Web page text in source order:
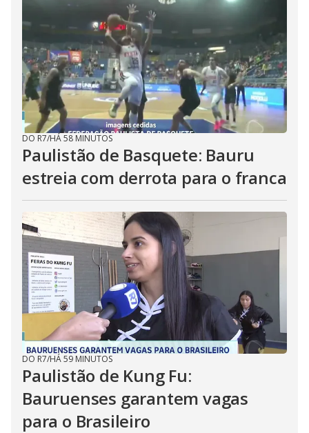
DO R7/HÁ 58 MINUTOS
Paulistão de Basquete: Bauru
estreia com derrota para o franca
DO R7/HÁ 59 MINUTOS
Paulistão de Kung Fu:
Bauruenses garantem vagas
para o Brasileiro